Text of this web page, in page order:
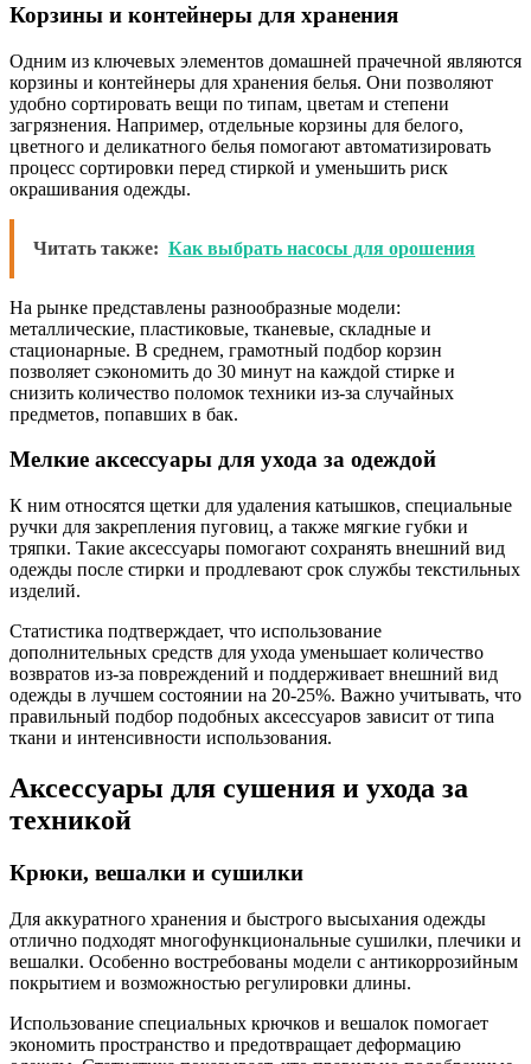
Корзины и контейнеры для хранения
Одним из ключевых элементов домашней прачечной являются
корзины и контейнеры для хранения белья. Они позволяют
удобно сортировать вещи по типам, цветам и степени
загрязнения. Например, отдельные корзины для белого,
цветного и деликатного белья помогают автоматизировать
процесс сортировки перед стиркой и уменьшить риск
окрашивания одежды.
Читать также: Как выбрать насосы для орошения
На рынке представлены разнообразные модели:
металлические, пластиковые, тканевые, складные и
стационарные. В среднем, грамотный подбор корзин
позволяет сэкономить до 30 минут на каждой стирке и
снизить количество поломок техники из-за случайных
предметов, попавших в бак.
Мелкие аксессуары для ухода за одеждой
К ним относятся щетки для удаления катышков, специальные
ручки для закрепления пуговиц, а также мягкие губки и
тряпки. Такие аксессуары помогают сохранять внешний вид
одежды после стирки и продлевают срок службы текстильных
изделий.
Статистика подтверждает, что использование
дополнительных средств для ухода уменьшает количество
возвратов из-за повреждений и поддерживает внешний вид
одежды в лучшем состоянии на 20-25%. Важно учитывать, что
правильный подбор подобных аксессуаров зависит от типа
ткани и интенсивности использования.
Аксессуары для сушения и ухода за
техникой
Крюки, вешалки и сушилки
Для аккуратного хранения и быстрого высыхания одежды
отлично подходят многофункциональные сушилки, плечики и
вешалки. Особенно востребованы модели с антикоррозийным
покрытием и возможностью регулировки длины.
Использование специальных крючков и вешалок помогает
экономить пространство и предотвращает деформацию